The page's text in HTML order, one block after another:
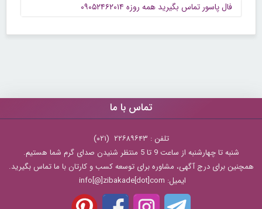
فال پاسور تماس بگیرید همه روزه ۰۹۰۵۲۴۶۲۰۱۴
تماس با ما
تلفن : ۲۲۶۸۹۶۴۳ (۰۲۱)
شنبه تا چهارشنبه از ساعت 9 تا 5 منتظر شنیدن صدای گرم شما هستیم.
همچنین برای درج آگهی، مشاوره برای توسعه کسب و کارتان با ما تماس بگیرید.
ایمیل: info[@]zibakade[dot]com